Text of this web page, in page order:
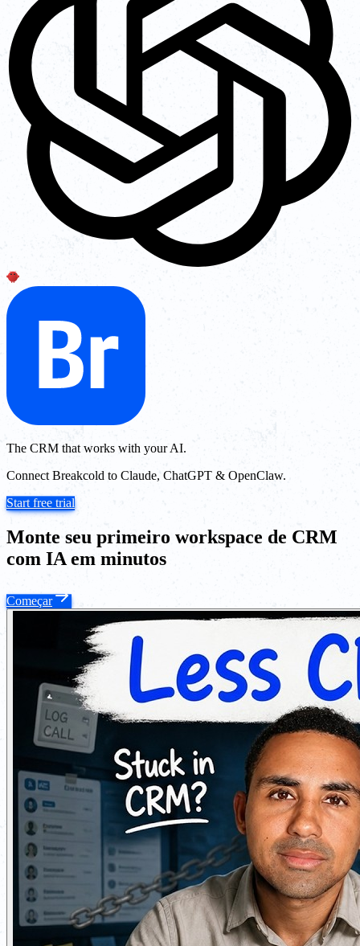
The CRM that works with your AI.
Connect Breakcold to Claude, ChatGPT & OpenClaw.
Start free trial
Monte seu primeiro workspace de CRM
com IA em minutos
Começar